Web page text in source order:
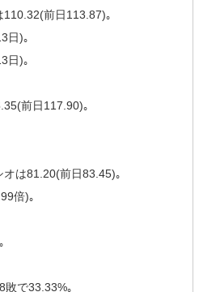
110.32(前日113.87)｡
日)｡
日)｡
前日117.90)｡
は81.20(前日83.45)｡
倍)｡
敗で33.33%｡